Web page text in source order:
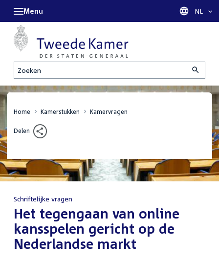
Zoeken
Menu Taal
NL
Home Kamerstukken Kamervragen
Delen
Schriftelijke vragen
:Het tegengaan van online
kansspelen gericht op de
Nederlandse markt